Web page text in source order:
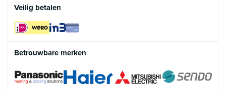
Veilig betalen
Betrouwbare merken